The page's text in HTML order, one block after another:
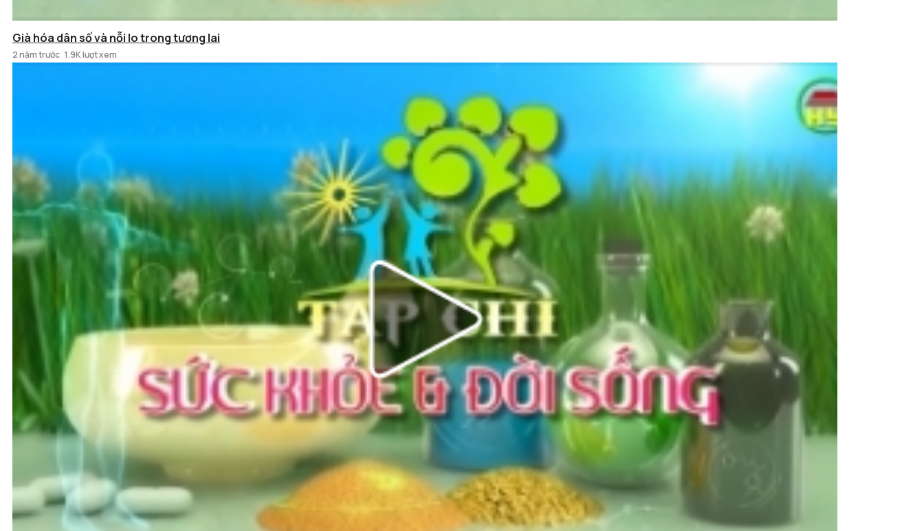
Già hóa dân số và nỗi lo trong tương lai
2 năm trước 1.9K lượt xem